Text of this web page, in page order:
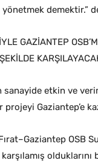
yönetmek demektir.”
GAZİANTEP
etkin ve
Gaziantep’e
OSB
olduklarını